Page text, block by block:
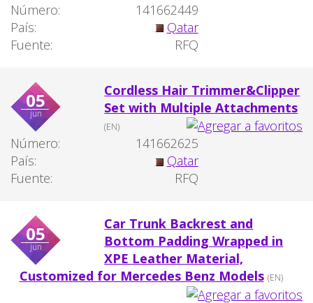
Número:
141662449
País:
Qatar
Fuente:
RFQ
05
jun
Cordless Hair Trimmer&Clipper
Set with Multiple Attachments
(EN)
Número:
141662625
País:
Qatar
Fuente:
RFQ
05
jun
Car Trunk Backrest and
Bottom Padding Wrapped in
XPE Leather Material,
Customized for Mercedes Benz Models (EN)